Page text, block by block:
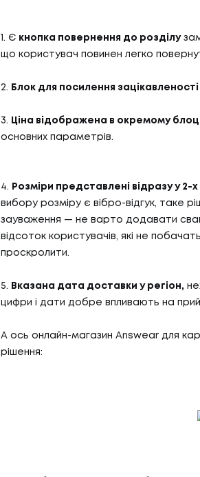
1. Є кнопка повернення до розділу
що користувач повинен легко
2. Блок для посилення зацікавленості
3. Ціна відображена в окремому
основних параметрів.
4. Розміри представлені відразу у 2-
вибору розміру є вібро-відгук, таке
зауваження — не варто додавати
відсоток користувачів, які не
проскролити.
5. Вказана дата доставки у регіон,
цифри і дати добре впливають на
А ось онлайн-магазин Answear для
рішення: